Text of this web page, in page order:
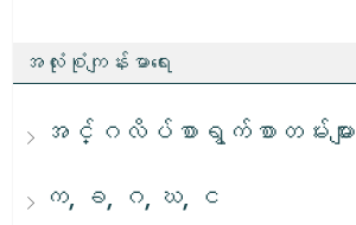
အလုံးစုံကျန်းမာရေး
အင်္ဂလိပ်စာရွက်စာတမ်းများ
က, ခ, ဂ, ဃ, င